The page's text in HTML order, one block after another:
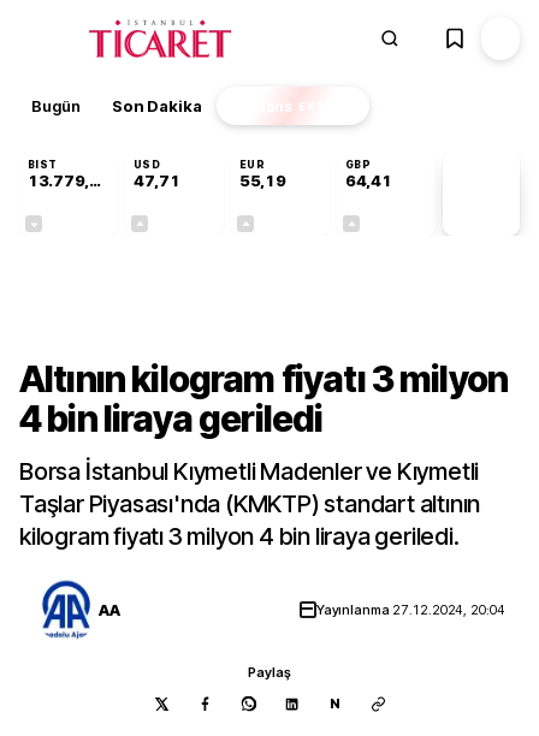
Bugün Son Dakika Finans EKSTRA
BIST
13.779,39
USD
47,71
EUR
55,19
GBP
64,41
Altının kilogram fiyatı 3 milyon
4 bin liraya geriledi
Borsa İstanbul Kıymetli Madenler ve Kıymetli
Taşlar Piyasası'nda (KMKTP) standart altının
kilogram fiyatı 3 milyon 4 bin liraya geriledi.
AA Yayınlanma 27.12.2024, 20:04
Paylaş
N